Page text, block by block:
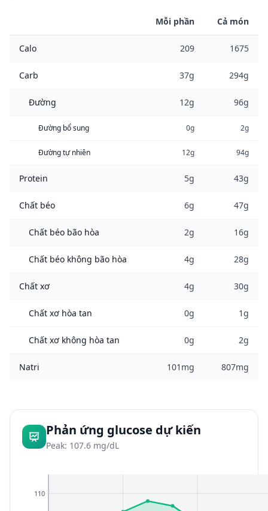
Mỗi phần Cả món
Calo 209 1675
Carb 37g 294g
Đường 12g 96g
Đường bổ sung 0g 2g
Đường tự nhiên 12g 94g
Protein 5g 43g
Chất béo 6g 47g
Chất béo bão hòa 2g 16g
Chất béo không bão hòa 4g 28g
Chất xơ 4g 30g
Chất xơ hòa tan 0g 1g
Chất xơ không hòa tan 0g 2g
Natri 101mg 807mg
Phản ứng glucose dự kiến
Peak: 107.6 mg/dL
110